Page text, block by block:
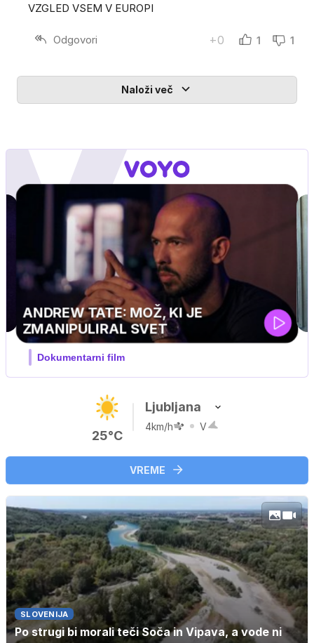
VZGLED VSEM V EUROPI
Odgovori +0 1 1
Naloži več
MOJ PRIJATELJ PINGVIN
Film meseca / družinski, pustolovski
25°C
Ljubljana
4km/h V
VREME
SLOVENIJA
Po strugi bi morali teči Soča in Vipava, a vode ni